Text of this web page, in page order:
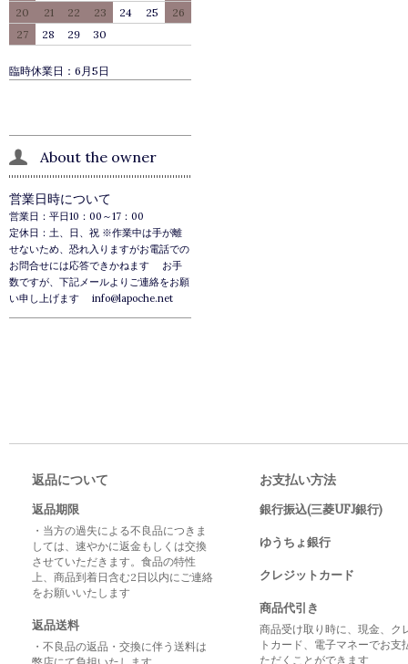
20
21 22 23 24 25
26
27
28 29 30
臨時休業日：6月5日
About the owner
営業日時について
営業日：平日10：00～17：00
定休日：土、日、祝 ※作業中は手が離
せないため、恐れ入りますがお電話での
お問合せには応答できかねます お手
数ですが、下記メールよりご連絡をお願
い申し上げます info@lapoche.net
返品について
返品期限
・当方の過失による不良品につきま
しては、速やかに返金もしくは交換
させていただきます。食品の特性
上、商品到着日含む2日以内にご連絡
をお願いいたします
返品送料
・不良品の返品・交換に伴う送料は
お支払い方法
銀行振込(三菱UFJ銀行)
ゆうちょ銀行
クレジットカード
商品代引き
商品受け取り時に、現金、ク
トカード、電子マネーでお支
ただくことができます